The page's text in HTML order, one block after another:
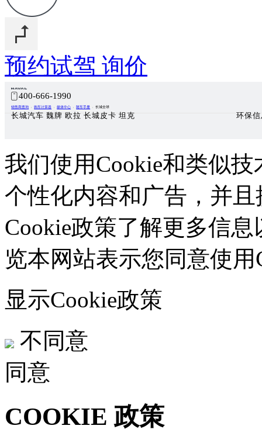
预约试驾 询价
400-666-1990
销售商查询 购车计算器 媒体中心 随车手册 长城全球
长城汽车 魏牌 欧拉 长城皮卡 坦克 环保
我们使用Cookie和类似技
个性化内容和广告，并
Cookie政策了解更多信
览本网站表示您同意使用
显示Cookie政策
不同意
同意
COOKIE 政策